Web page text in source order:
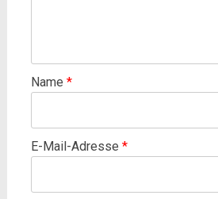
Name *
E-Mail-Adresse *